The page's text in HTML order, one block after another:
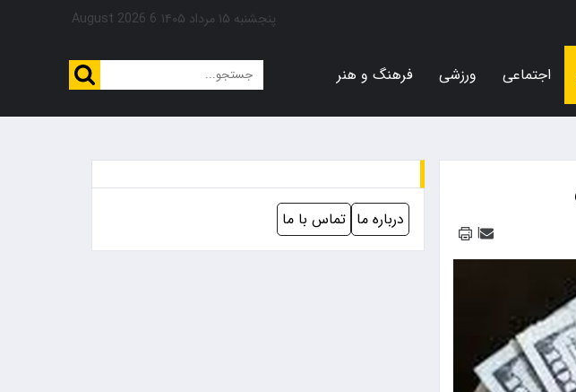
پنجشنبه ۱۵ مرداد ۱۴۰۵ 6 August 2026
اجتماعی ورزشی فرهنگ و هنر
|
درباره ما تماس با ما